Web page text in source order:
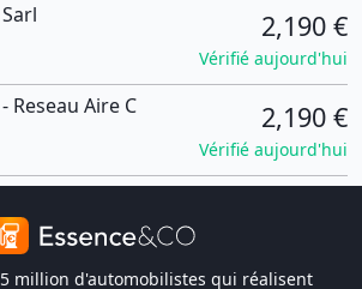
2,190 €
Vérifié aujourd'hui
Reseau Aire C 2,190 €
Vérifié aujourd'hui
million d'automobilistes qui réalisent